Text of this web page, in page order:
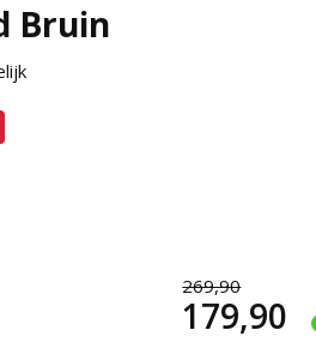
Bruin
269,90
179,90